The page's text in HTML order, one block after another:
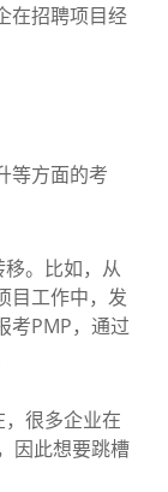
招聘项目经
方面的考
。比如，从
目工作中，发
考PMP，通过
很多企业在
因此想要跳槽